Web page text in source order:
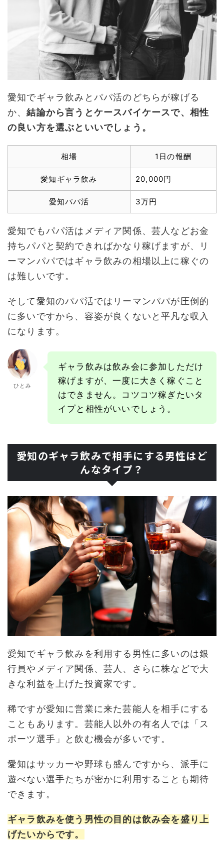
愛知でギャラ飲みとパパ活のどちらが稼げる
か、結論から言うとケースバイケースで、相性
の良い方を選ぶといいでしょう。
相場 1日の報酬
愛知ギャラ飲み 20,000円
愛知パパ活 3万円
愛知でもパパ活はメディア関係、芸人などお金
持ちパパと契約できればかなり稼げますが、リ
ーマンパパではギャラ飲みの相場以上に稼ぐの
は難しいです。
そして愛知のパパ活ではリーマンパパが圧倒的
に多いですから、容姿が良くないと平凡な収入
になります。
ひとみ
ギャラ飲みは飲み会に参加しただけ
稼げますが、一度に大きく稼ぐこと
はできません。コツコツ稼ぎたいタ
イプと相性がいいでしょう。
愛知のギャラ飲みで相手にする男性はど
んなタイプ？
愛知でギャラ飲みを利用する男性に多いのは銀
行員やメディア関係、芸人、さらに株などで大
きな利益を上げた投資家です。
稀ですが愛知に営業に来た芸能人を相手にする
こともあります。芸能人以外の有名人では「ス
ポーツ選手」と飲む機会が多いです。
愛知はサッカーや野球も盛んですから、派手に
遊べない選手たちが密かに利用することも期待
できます。
ギャラ飲みを使う男性の目的は飲み会を盛り上
げたいからです。